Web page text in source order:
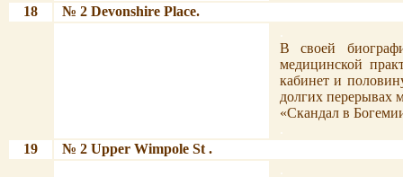
18
№ 2 Devonshire Place.
В своей
медицинской
кабинет и
долгих перерывах
«Скандал в
19
№ 2 Upper Wimpole St .